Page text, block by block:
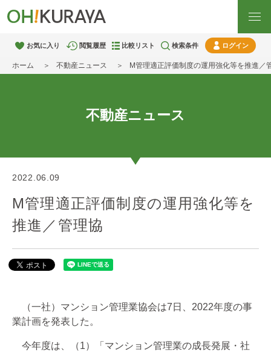
お気に入り 閲覧履歴 比較リスト 検索条件 ログイン
ホーム 不動産ニュース M管理適正評価制度の運用強化等を推進／
不動産ニュース
2022.06.09
M管理適正評価制度の運用強化等を
推進／管理協
（一社）マンション管理業協会は7日、2022年度の事
業計画を発表した。
今年度は、（1）「マンション管理業の成長発展・社